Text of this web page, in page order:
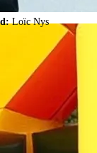
Loïc Nys